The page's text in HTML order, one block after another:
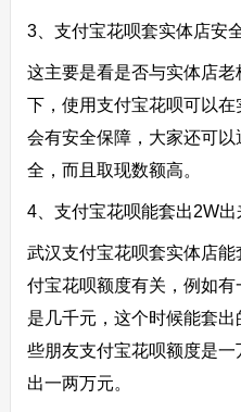
3、支付宝花呗套实体店安
这主要是看是否与实体店
下，使用支付宝花呗可以在
会有安全保障，大家还可
全，而且取现数额高。
4、支付宝花呗能套出2W出
武汉支付宝花呗套实体店
付宝花呗额度有关，例如
是几千元，这个时候能套
些朋友支付宝花呗额度是
出一两万元。